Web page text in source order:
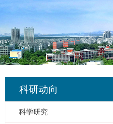
科研动向
科学研究